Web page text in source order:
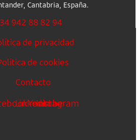
Cantabria, España.
942 88 82 94
de privacidad
de cookies
Contacto
Linkedin
Youtube
Instagram